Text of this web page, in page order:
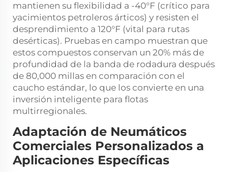
mantienen su flexibilidad a -40°F (crítico para
yacimientos petroleros árticos) y resisten el
desprendimiento a 120°F (vital para rutas
desérticas). Pruebas en campo muestran que
estos compuestos conservan un 20% más de
profundidad de la banda de rodadura después
de 80,000 millas en comparación con el
caucho estándar, lo que los convierte en una
inversión inteligente para flotas
multirregionales.
Adaptación de Neumáticos
Comerciales Personalizados a
Aplicaciones Específicas